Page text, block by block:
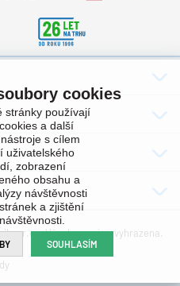
s.r.o. , Všechna práva vyhrazena.
cookies
stránky používají
a další
s cílem
uživatelského
zobrazení
obsahu a
návštěvnosti
a zjištění
SOUHLASÍM